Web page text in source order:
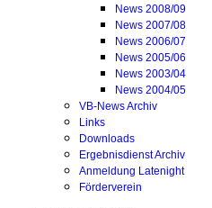
News 2008/09
News 2007/08
News 2006/07
News 2005/06
News 2003/04
News 2004/05
VB-News Archiv
Links
Downloads
Ergebnisdienst Archiv
Anmeldung Latenight
Förderverein